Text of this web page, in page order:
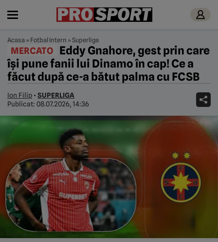
Acasa » Fotbal Intern »Superliga
MERCATO
Eddy Gnahore, gest prin care
își pune fanii lui Dinamo în cap! Ce a
făcut după ce-a bătut palma cu FCSB
Ion Filip • SUPERLIGA
Publicat: 08.07.2026, 14:36